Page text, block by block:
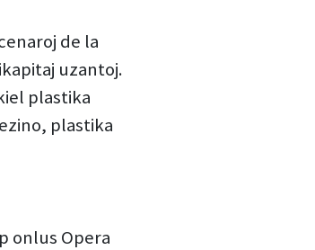
de la
uzantoj.
plastika
plastika
onlus Opera